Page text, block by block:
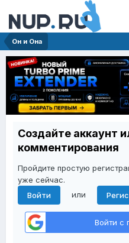
Он и Она
Создайте аккаунт
комментирования
Пройдите простую
уже сейчас.
Войти
или
Войти с